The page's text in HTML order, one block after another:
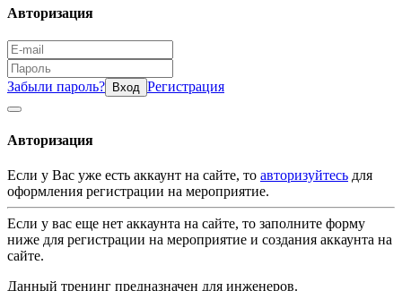
Авторизация
Забыли пароль? Вход Регистрация
Авторизация
Если у Вас уже есть аккаунт на сайте, то авторизуйтесь для
оформления регистрации на мероприятие.
Если у вас еще нет аккаунта на сайте, то заполните форму
ниже для регистрации на мероприятие и создания аккаунта на
сайте.
Данный тренинг предназначен для инженеров.